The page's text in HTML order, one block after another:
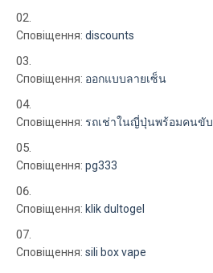
Сповіщення: discounts
Сповіщення: ออกแบบลายเซ็น
Сповіщення: รถเช่าในญี่ปุ่นพร้อมคนขับ
Сповіщення: pg333
Сповіщення: klik dultogel
Сповіщення: sili box vape